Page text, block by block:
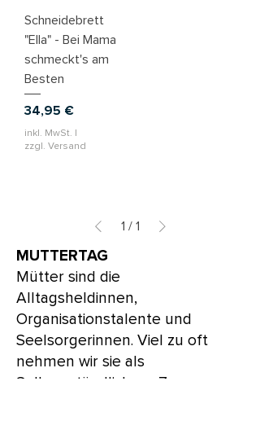
Schneidebrett
"Ella" - Bei Mama
schmeckt's am
Besten
Preis
34,95 €
inkl. MwSt. |
zzgl. Versand
1 / 1
MUTTERTAG
Mütter sind die
Alltagsheldinnen,
Organisationstalente und
Seelsorgerinnen. Viel zu oft
nehmen wir sie als
Selbverständlich an. Zum